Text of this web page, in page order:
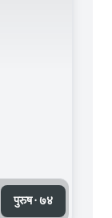
पुरुष · ७४